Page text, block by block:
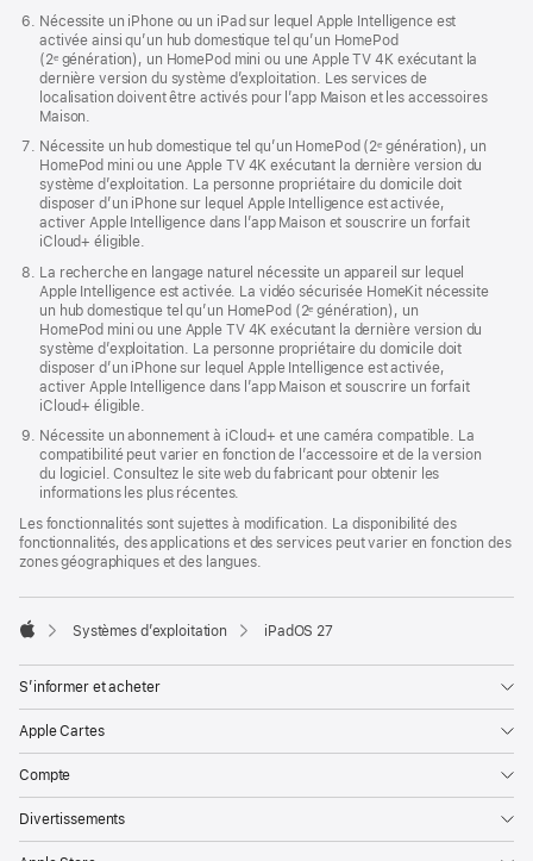
Nécessite un iPhone ou un iPad sur lequel Apple Intelligence est
activée ainsi qu’un hub domestique tel qu’un HomePod
(2ᵉ génération), un HomePod mini ou une Apple TV 4K exécutant la
dernière version du système d’exploitation. Les services de
localisation doivent être activés pour l’app Maison et les accessoires
Maison.
Nécessite un hub domestique tel qu’un HomePod (2ᵉ génération), un
HomePod mini ou une Apple TV 4K exécutant la dernière version du
système d’exploitation. La personne propriétaire du domicile doit
disposer d’un iPhone sur lequel Apple Intelligence est activée,
activer Apple Intelligence dans l’app Maison et souscrire un forfait
iCloud+ éligible.
La recherche en langage naturel nécessite un appareil sur lequel
Apple Intelligence est activée. La vidéo sécurisée HomeKit nécessite
un hub domestique tel qu’un HomePod (2ᵉ génération), un
HomePod mini ou une Apple TV 4K exécutant la dernière version du
système d’exploitation. La personne propriétaire du domicile doit
disposer d’un iPhone sur lequel Apple Intelligence est activée,
activer Apple Intelligence dans l’app Maison et souscrire un forfait
iCloud+ éligible.
Nécessite un abonnement à iCloud+ et une caméra compatible. La
compatibilité peut varier en fonction de l’accessoire et de la version
du logiciel. Consultez le site web du fabricant pour obtenir les
informations les plus récentes.
Les fonctionnalités sont sujettes à modification. La disponibilité des
fonctionnalités, des applications et des services peut varier en fonction des
zones géographiques et des langues.

Systèmes d’exploitation iPadOS 27
S’informer et acheter
Apple Cartes
Compte
Divertissements